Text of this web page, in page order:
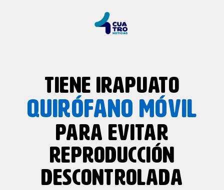
TIENE IRAPUATO
QUIRÓFANO MÓVIL
PARA EVITAR
REPRODUCCIÓN
DESCONTROLADA